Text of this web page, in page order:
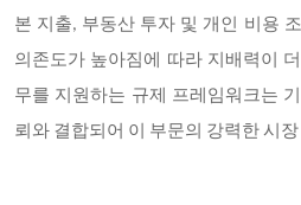
본 지출, 부동산 투자 및 개인 비용
의존도가 높아짐에 따라 지배력이
무를 지원하는 규제 프레임워크는
뢰와 결합되어 이 부문의 강력한 시